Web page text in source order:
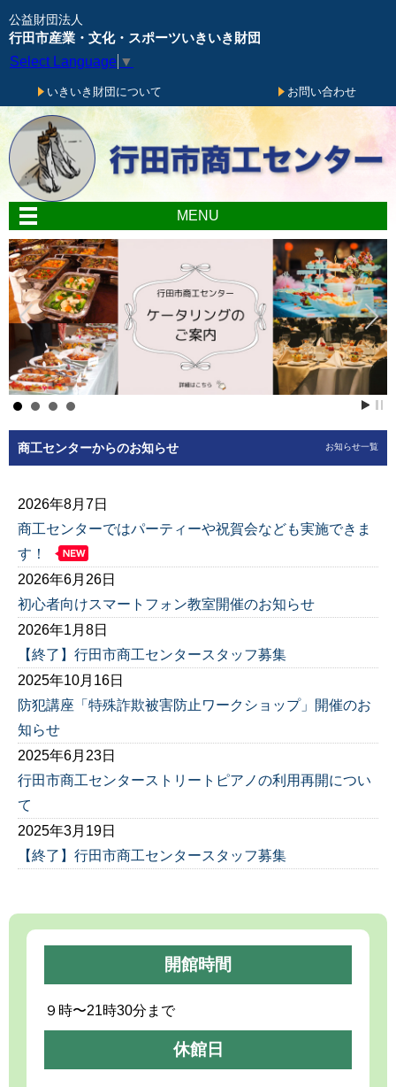
公益財団法人
行田市産業・文化・スポーツいきいき財団
Select Language ▼
いきいき財団について お問い合わせ
MENU
商工センターからのお知らせ お知らせ一覧
2026年8月7日
商工センターではパーティーや祝賀会なども実施できま
す！
2026年6月26日
初心者向けスマートフォン教室開催のお知らせ
2026年1月8日
【終了】行田市商工センタースタッフ募集
2025年10月16日
防犯講座「特殊詐欺被害防止ワークショップ」開催のお
知らせ
2025年6月23日
行田市商工センターストリートピアノの利用再開につい
て
2025年3月19日
【終了】行田市商工センタースタッフ募集
開館時間
９時〜21時30分まで
休館日